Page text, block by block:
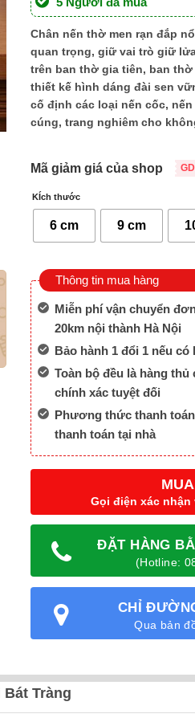
Chân nến thờ men rạn đắp
quan trọng, giữ vai trò giữ
trên ban thờ gia tiên, ban
thiết kế hình dáng đài sen
cố định các loại nến cốc,
cúng, trang nghiêm cho
Mã giảm giá của shop
KÍch thước
6 cm 9 cm
Thông tin mua hàng
Miễn phí vận chuyển
20km nội thành Hà Nội
Bảo hành 1 đổi 1 nếu có
Toàn bộ đều là hàng
chính xác tuyệt đối
Phương thức thanh
thanh toán tại nhà
Gọi điện xác
ĐẶT HÀNG
(Hotline:
CHỈ
Qua bản
Tràng